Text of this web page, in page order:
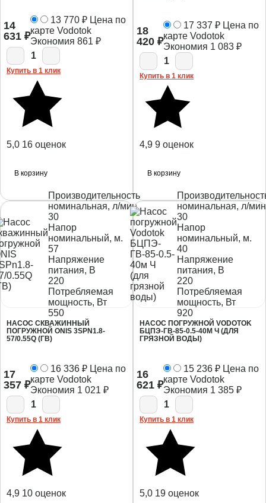
14
631 ₽
13 770 ₽ Цена по
карте Vodotok
Экономия 861 ₽
1
Купить в 1 клик
5,0 16 оценок
В корзину
18
420 ₽
17 337 ₽ Цена по
карте Vodotok
Экономия 1 083 ₽
1
Купить в 1 клик
4,9 9 оценок
В корзину
Производительность
номинальная, л/мин.
30
Напор
номинальный, м.
57
Напряжение
питания, В
220
Потребляемая
мощность, Вт
550
НАСОС СКВАЖИННЫЙ
ПОГРУЖНОЙ ONIS 3SPN1.8-
57/0.55Q (ГВ)
17
357 ₽
16 336 ₽ Цена по
карте Vodotok
Экономия 1 021 ₽
1
Купить в 1 клик
4,9 10 оценок
номинальная, л/
30
Напор
номинальный, м.
40
Напряжение
питания, В
220
Потребляемая
мощность, Вт
920
НАСОС ПОГРУЖНОЙ VODOTOK
БЦПЭ-ГВ-85-0.5-40М Ч (ДЛЯ
ГРЯЗНОЙ ВОДЫ)
16
621 ₽
15 236 ₽ Цена по
карте Vodotok
Экономия 1 385 ₽
1
Купить в 1 клик
5,0 19 оценок